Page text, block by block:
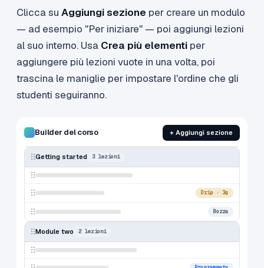
Clicca su Aggiungi sezione per creare un modulo
— ad esempio "Per iniziare" — poi aggiungi lezioni
al suo interno. Usa Crea più elementi per
aggiungere più lezioni vuote in una volta, poi
trascina le maniglie per impostare l'ordine che gli
studenti seguiranno.
Builder del corso + Aggiungi sezione
Getting started 3 lezioni
Drip · 3g
Bozza
Module two 2 lezioni